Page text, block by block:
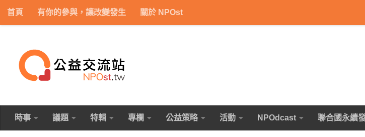
Skip to content
首頁 有你的參與，讓改變發生 關於 NPOst
時事 議題 特輯 專欄 公益策略 活動 NPOdcast 聯合國永續